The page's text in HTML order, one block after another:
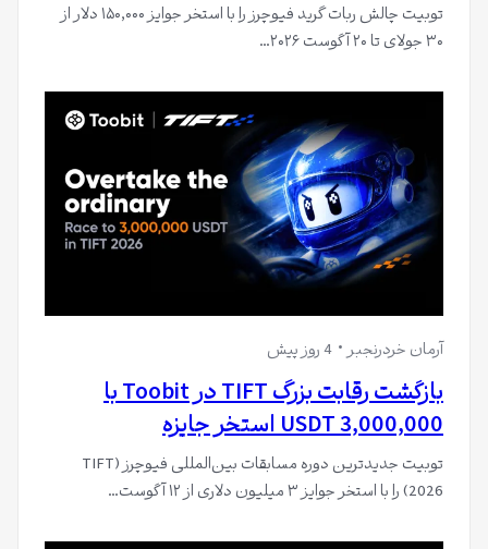
توبیت چالش ربات گرید فیوچرز را با استخر جوایز ۱۵۰,۰۰۰ دلار از
۳۰ جولای تا ۲۰ آگوست ۲۰۲۶…
آرمان خردرنجبر 4 روز پیش
بازگشت رقابت بزرگ TIFT در Toobit با
3,000,000 USDT استخر جایزه
توبیت جدیدترین دوره مسابقات بین‌المللی فیوچرز (TIFT
2026) را با استخر جوایز ۳ میلیون دلاری از ۱۲ آگوست…